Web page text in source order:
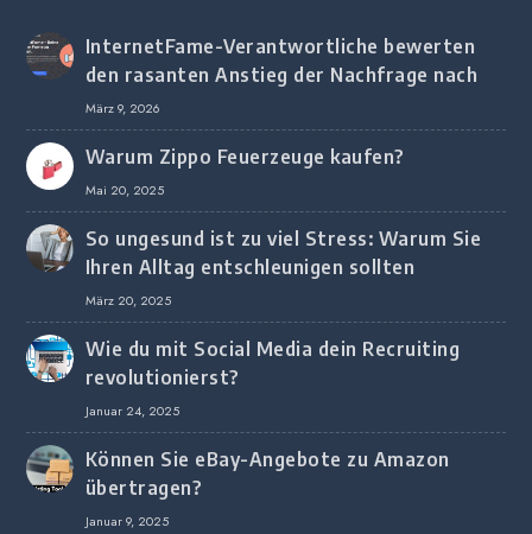
InternetFame-Verantwortliche bewerten
den rasanten Anstieg der Nachfrage nach
digitalem Marketing bei deutschen
Unternehmen
März 9, 2026
Warum Zippo Feuerzeuge kaufen?
Mai 20, 2025
So ungesund ist zu viel Stress: Warum Sie
Ihren Alltag entschleunigen sollten
März 20, 2025
Wie du mit Social Media dein Recruiting
revolutionierst?
Januar 24, 2025
Können Sie eBay-Angebote zu Amazon
übertragen?
Januar 9, 2025